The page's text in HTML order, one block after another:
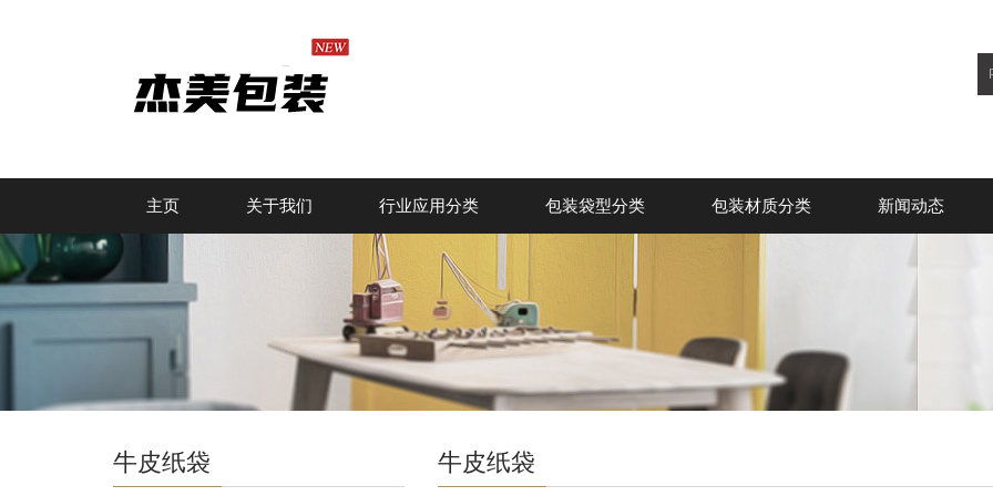
主页 关于我们 行业应用分类 包装袋型分类 包装材质分类 新闻动态
牛皮纸袋
牛皮纸袋